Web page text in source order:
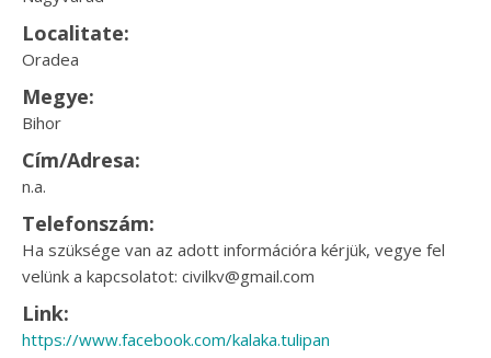
Localitate:
Oradea
Megye:
Bihor
Cím/Adresa:
n.a.
Telefonszám:
Ha szüksége van az adott információra kérjük, vegye fel
velünk a kapcsolatot: civilkv@gmail.com
Link:
https://www.facebook.com/kalaka.tulipan